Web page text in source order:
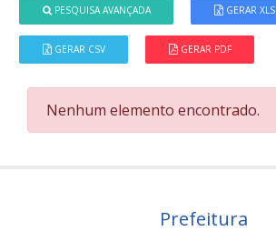
PESQUISA AVANÇADA GERAR XLS
GERAR CSV GERAR PDF
Nenhum elemento encontrado.
Prefeitura